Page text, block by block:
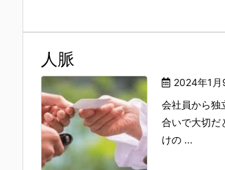
人脈
2024年1月
会社員から独
合いで大切だ
けの ...